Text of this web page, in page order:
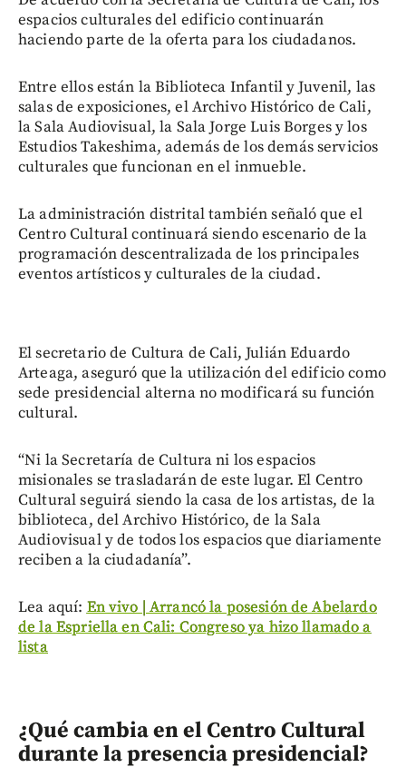
espacios culturales del edificio continuarán
haciendo parte de la oferta para los ciudadanos.
Entre ellos están la Biblioteca Infantil y Juvenil, las
salas de exposiciones, el Archivo Histórico de Cali,
la Sala Audiovisual, la Sala Jorge Luis Borges y los
Estudios Takeshima, además de los demás servicios
culturales que funcionan en el inmueble.
La administración distrital también señaló que el
Centro Cultural continuará siendo escenario de la
programación descentralizada de los principales
eventos artísticos y culturales de la ciudad.
El secretario de Cultura de Cali, Julián Eduardo
Arteaga, aseguró que la utilización del edificio como
sede presidencial alterna no modificará su función
cultural.
“Ni la Secretaría de Cultura ni los espacios
misionales se trasladarán de este lugar. El Centro
Cultural seguirá siendo la casa de los artistas, de la
biblioteca, del Archivo Histórico, de la Sala
Audiovisual y de todos los espacios que diariamente
reciben a la ciudadanía”.
Lea aquí: En vivo | Arrancó la posesión de Abelardo
de la Espriella en Cali: Congreso ya hizo llamado a
lista
¿Qué cambia en el Centro Cultural
durante la presencia presidencial?